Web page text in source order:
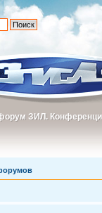
ЗИЛ.
ЗИЛ.